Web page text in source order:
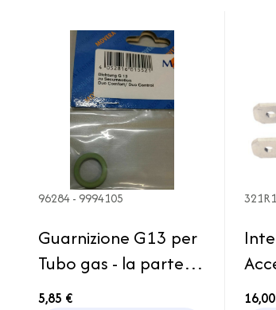
96284 - 9994105
Guarnizione G13 per
Tubo gas - la parte
che arriva al
5,85 €